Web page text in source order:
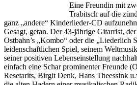
Eine Freundin mit
Trabitsch auf die
ganz „andere“ Kinderlieder-CD
Gesagt, getan. Der 43-jährige Gitarrist,
Ostbahn’s „Kombo“ oder die „Liederlich
leidenschaftlichen Spiel, seinem
seiner positiven Lebenseinstellung
einfach eine Schar prominenter Freunde
Resetarits, Birgit Denk, Hans Theessink